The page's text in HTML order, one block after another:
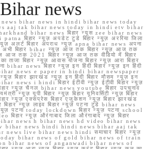
news
bihar news in hindi bihar news today
aaj tak bihar news today in hindi etv bihar
bihar news बिहार न्यूस zee bihar news
बिहार न्यूज़ अपडेट टुडे बिहार न्यूज़ अररिया जिला
अलर्ट बिहार अपराध न्यूज़ apna bihar news अपना
अभी बिहार bihar न्यूज़ आज तक बिहार न्यूज़ आज तक
आज तक 2021 बिहार न्यूज़ आज तक वीडियो में बिहार
बिहार न्यूज़ आवास योजना बिहार न्यूज़ आरा बिहार
bihar news बिहार न्यूज़ इन हिंदी बिहार न्यूज़ इन हिंदी
bihar news e paper in hindi bihar newspaper
न्यूज़ बिहार झारखंड न्यूज़ इन हिंदी बिहार मौसम न्यूज़ इन
news i hindi बिहार ईटीवी न्यूज़ ईटीवी बिहार न्यूज़
बिहार न्यूज़ चैनल bihar news youtube बिहार उपचुनाव
न्यूज़ यूपी बिहार न्यूज़ बिहार यूनिवर्सिटी न्यूज़ बिहार
न्यूज़ एक्सप्रेस बिहार एजुकेशन न्यूज़ बिहार झारखंड
बिहार न्यूज़ लाइव बिहार न्यूज़ पटना टुडे bihar news
पटना today lockdown बिहार न्यूज़ पटना school
बिहार न्यूज़ औरंगाबाद जिला औरंगाबाद न्यूज़ बिहार
news h bihar news hd video bihar news
bihar news hindi hindi news bihar aaj tak
news live bihar news hindi समाचार बिहार न्यूज़
today bihar news of gold bihar news of train
bihar news of anganwadi bihar news of